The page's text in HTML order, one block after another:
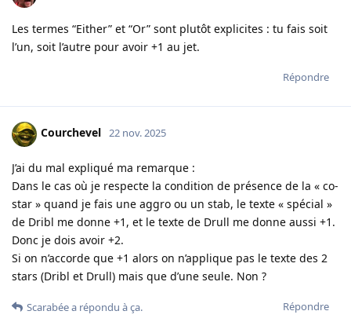
Les termes “Either” et “Or” sont plutôt explicites : tu fais soit
l’un, soit l’autre pour avoir +1 au jet.
Répondre
Courchevel 22 nov. 2025
J’ai du mal expliqué ma remarque :
Dans le cas où je respecte la condition de présence de la « co-
star » quand je fais une aggro ou un stab, le texte « spécial »
de Dribl me donne +1, et le texte de Drull me donne aussi +1.
Donc je dois avoir +2.
Si on n’accorde que +1 alors on n’applique pas le texte des 2
stars (Dribl et Drull) mais que d’une seule. Non ?
Répondre
Scarabéea répondu à ça.